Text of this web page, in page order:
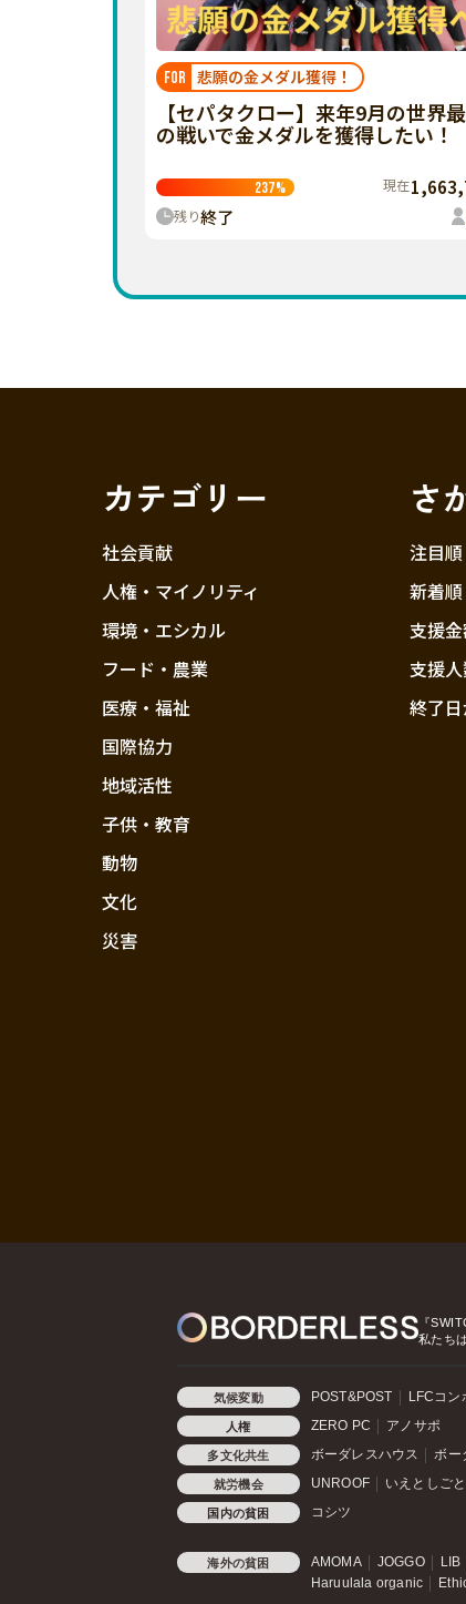
FOR 悲願の金メダル獲得！
【セパタクロー】来年9月の世界
の戦いで金メダルを獲得したい！
237% 現在
残り終了
カテゴリー
社会貢献
人権・マイノリティ
環境・エシカル
フード・農業
医療・福祉
国際協力
地域活性
子供・教育
動物
文化
災害
さ
注目順
新着順
支援
支援
終了
『
私たち
気候変動 POST&POST LFCコン
人権 ZERO PC アノサポ
多文化共生 ボーダレスハウス ボー
就労機会 UNROOF いえとしごと
国内の貧困 コシツ
海外の貧困 AMOMA JOGGO LIB
Haruulala organic